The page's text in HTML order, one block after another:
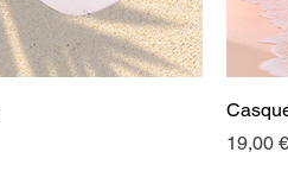
Prix
19,00 €